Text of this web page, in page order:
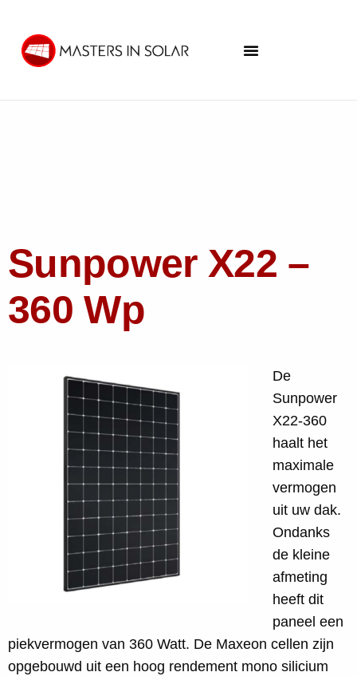
Sunpower X22 –
360 Wp
De
Sunpower
X22-360
haalt het
maximale
vermogen
uit uw dak.
Ondanks
de kleine
afmeting
heeft dit
paneel een
piekvermogen van 360 Watt. De Maxeon cellen zijn
opgebouwd uit een hoog rendement mono silicium